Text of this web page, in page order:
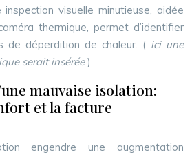
visuelle minutieuse, aidée
thermique, permet d’identifier
de déperdition de chaleur. ( ici une
serait insérée)
mauvaise isolation:
et la facture
engendre une augmentation